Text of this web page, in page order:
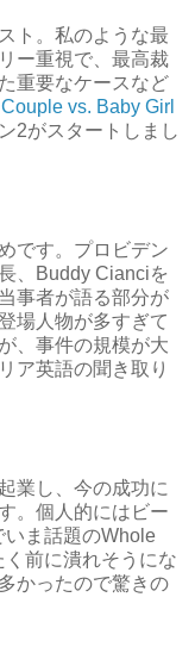
ト。私のような最
ー重視で、最高裁
重要なケースなど
vs. Baby Girl
2がスタートしまし
です。プロビデン
、Buddy Cianciを
事者が語る部分が
場人物が多すぎて
、事件の規模が大
ア英語の聞き取り
業し、今の成功に
。個人的にはビー
いま話題のWhole
前に潰れそうにな
かったので驚きの